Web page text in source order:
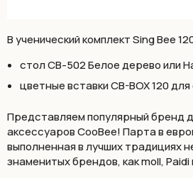
В ученический комплект Sing Bee
стол СВ-502 Белое дерево или
цветные вставки CB-BOX 120
Представляем популярный бренд
аксессуаров CooBee! Парта в
выполненная в лучших традициях
знаменитых брендов, как moll, Paidi